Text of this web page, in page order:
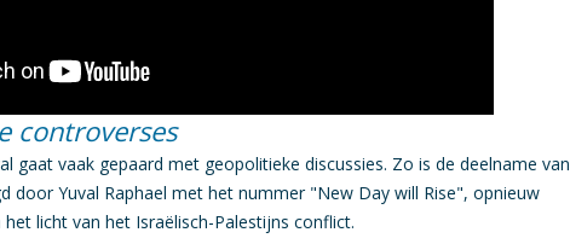
controverses
gaat vaak gepaard met geopolitieke discussies. Zo is de deelname van
door Yuval Raphael met het nummer "New Day will Rise", opnieuw
licht van het Israëlisch-Palestijns conflict.